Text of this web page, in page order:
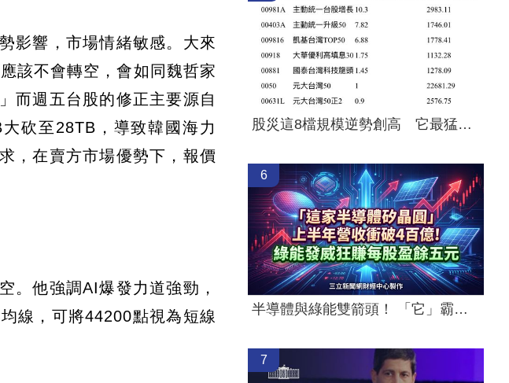
影響，市場情緒敏感。大來
該不會轉空，會如同魏哲家
而週五台股的修正主要源自
砍至28TB，導致韓國海力
，在賣方市場優勢下，報價
。他強調AI爆發力道強勁，
線，可將44200點視為短線
股災這8檔規模逆勢創高 它最猛成長逾10%
6
半導體與綠能雙箭頭！ 「它」霸氣狂賺
7